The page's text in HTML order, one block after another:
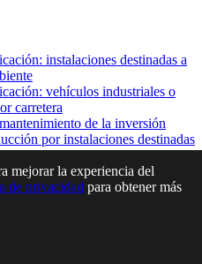
instalaciones destinadas a
vehículos industriales o
carretera
de la inversión
por instalaciones destinadas
por adquisición de
de transporte por
medio ambiente. Certificación
medioambiental
mejorar la experiencia del
de privacidad para obtener más